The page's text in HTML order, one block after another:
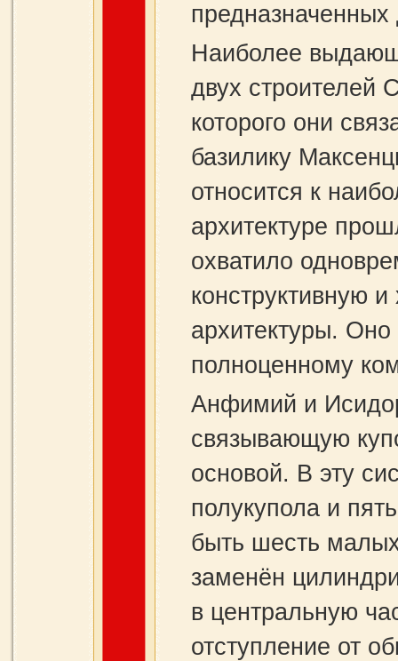
Наиболее
двух строителей
которого они
базилику
относится к
архитектуре
охватило
конструктивную
архитектуры. Оно
полноценному
Анфимий и
связывающую
основой. В эту
полукупола и
быть шесть
заменён
в центральную
отступление от